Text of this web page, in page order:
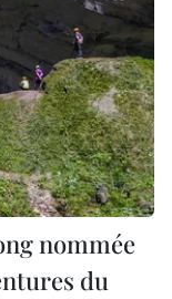
nommée
du